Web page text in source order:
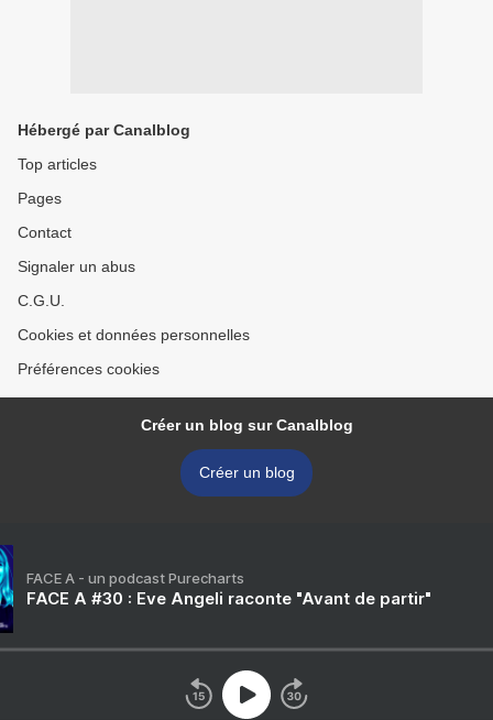
Hébergé par Canalblog
Top articles
Pages
Contact
Signaler un abus
C.G.U.
Cookies et données personnelles
Préférences cookies
Créer un blog sur Canalblog
Créer un blog
FACE A - un podcast Purecharts
FACE A #30 : Eve Angeli raconte "Avant de partir"